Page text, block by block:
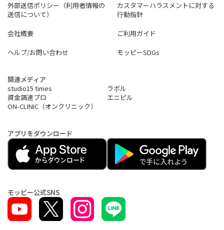
外部送信ポリシー（利用者情報の
送信について）
カスタマーハラスメントに対する
行動指針
会社概要
ご利用ガイド
ヘルプ/お問い合わせ
モッピーSDGs
関連メディア
studio15 times
ラボル
資金調達プロ
エニピル
ON-CLINIC（オンクリニック）
アプリをダウンロード
モッピー公式SNS